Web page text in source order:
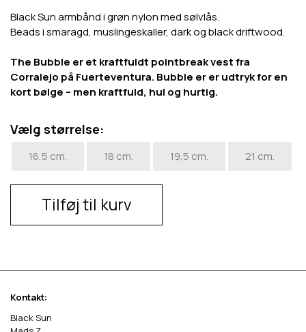
Black Sun armbånd i grøn nylon med sølvlås.
Beads i smaragd, muslingeskaller, dark og black driftwood.
The Bubble er et kraftfuldt pointbreak vest fra
Corralejo på Fuerteventura. Bubble er er udtryk for en
kort bølge – men kraftfuld, hul og hurtig.
Vælg størrelse:
16,5 cm. 18 cm. 19,5 cm. 21 cm.
Tilføj til kurv
Kontakt:
Black Sun